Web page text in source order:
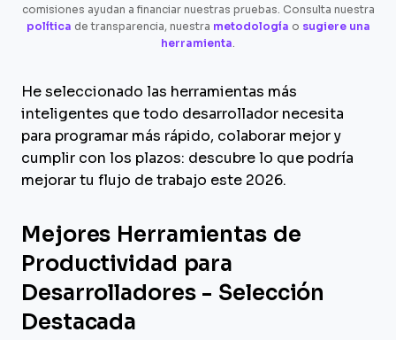
comisiones ayudan a financiar nuestras pruebas. Consulta nuestra
política de transparencia, nuestra metodología o sugiere una
herramienta.
He seleccionado las herramientas más
inteligentes que todo desarrollador necesita
para programar más rápido, colaborar mejor y
cumplir con los plazos: descubre lo que podría
mejorar tu flujo de trabajo este 2026.
Mejores Herramientas de
Productividad para
Desarrolladores - Selección
Destacada